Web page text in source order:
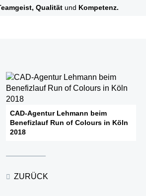
Qualität und Kompetenz.
CAD-Agentur Lehmann beim
Benefizlauf Run of Colours in Köln
2018
ZURÜCK